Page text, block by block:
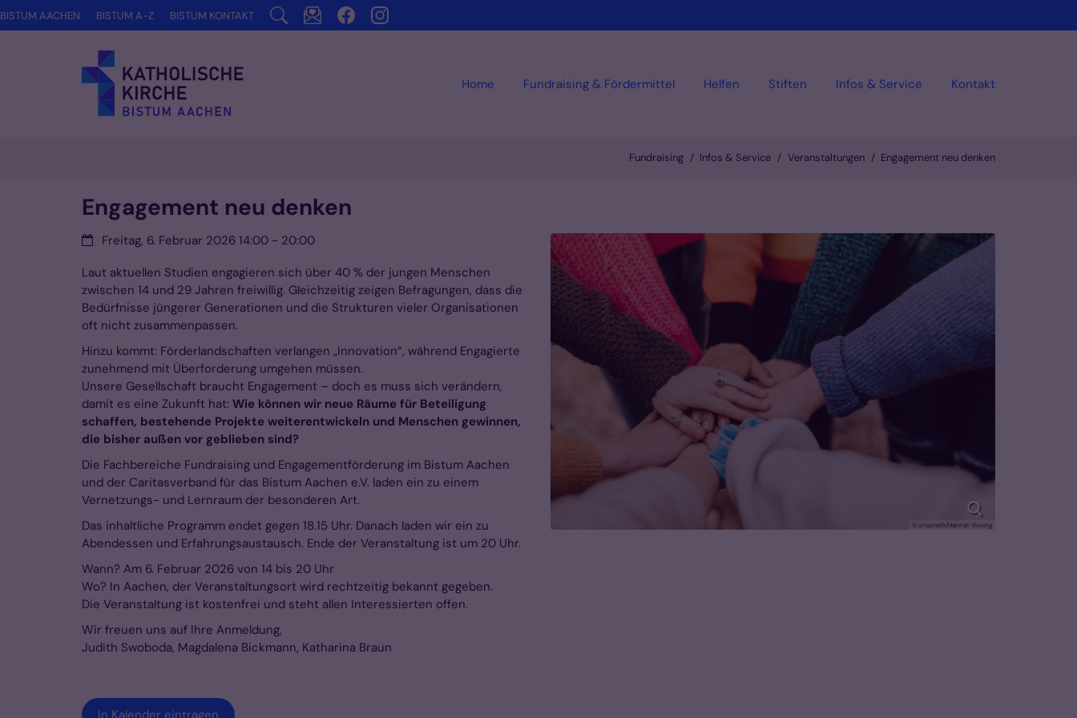
Zum Inhalt springen
Home Fundraising & Fördermittel Helfen Stiften Infos & Service Kontakt
BISTUM AACHEN BISTUM A-Z BISTUM KONTAKT
Fundraising Infos & Service Veranstaltungen Engagement neu denken
Engagement neu denken
© unsplash/Hannah Busing
Datum:Freitag, 6. Februar 2026 14:00 - 20:00
Laut aktuellen Studien engagieren sich über 40 % der jungen Menschen
zwischen 14 und 29 Jahren freiwillig. Gleichzeitig zeigen Befragungen, dass die
Bedürfnisse jüngerer Generationen und die Strukturen vieler Organisationen
oft nicht zusammenpassen.
Hinzu kommt: Förderlandschaften verlangen „Innovation“, während Engagierte
zunehmend mit Überforderung umgehen müssen.
Unsere Gesellschaft braucht Engagement – doch es muss sich verändern,
damit es eine Zukunft hat: Wie können wir neue Räume für Beteiligung
schaffen, bestehende Projekte weiterentwickeln und Menschen gewinnen,
die bisher außen vor geblieben sind?
Die Fachbereiche Fundraising und Engagementförderung im Bistum Aachen
und der Caritasverband für das Bistum Aachen e.V. laden ein zu einem
Vernetzungs- und Lernraum der besonderen Art.
Das inhaltliche Programm endet gegen 18.15 Uhr. Danach laden wir ein zu
Abendessen und Erfahrungsaustausch. Ende der Veranstaltung ist um 20 Uhr.
Wann? Am 6. Februar 2026 von 14 bis 20 Uhr
Wo? In Aachen, der Veranstaltungsort wird rechtzeitig bekannt gegeben.
Die Veranstaltung ist kostenfrei und steht allen Interessierten offen.
Wir freuen uns auf Ihre Anmeldung,
Judith Swoboda, Magdalena Bickmann, Katharina Braun